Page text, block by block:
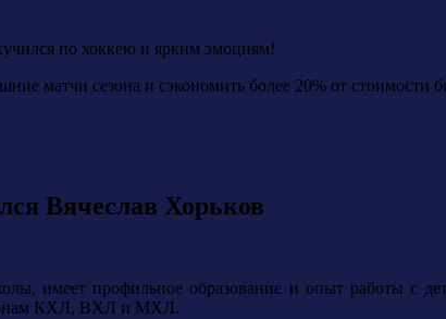
по хоккею и ярким эмоциям!
матчи сезона и сэкономить более 20% от стоимости
Вячеслав Хорьков
имеет профильное образование и опыт работы с
КХЛ, ВХЛ и МХЛ.